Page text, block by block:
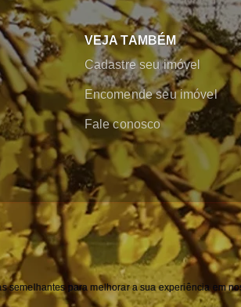
VEJA TAMBÉM
Cadastre seu imóvel
Encomende seu imóvel
Fale conosco
semelhantes para melhorar a sua experiência em